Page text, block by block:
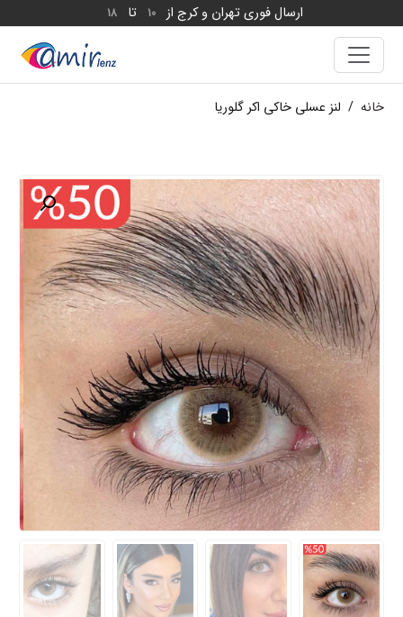
ارسال فوری تهران و کرج از 10 تا 18
خانه / لنز عسلی خاکی اکر گلوریا